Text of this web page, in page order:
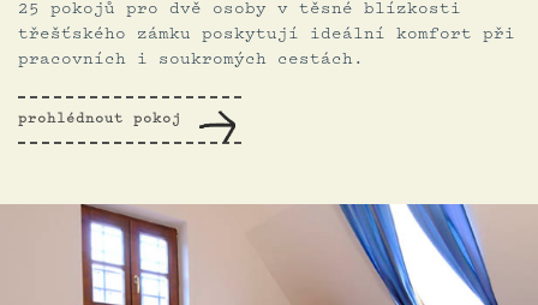
25 pokojů pro dvě osoby v těsné blízkosti
třešťského zámku poskytují ideální komfort při
pracovních i soukromých cestách.
prohlédnout pokoj